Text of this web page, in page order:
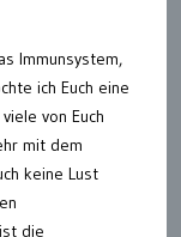
Immunsystem,
ich Euch eine
von Euch
mit dem
keine Lust
die